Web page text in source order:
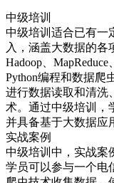
中级培训
中级培训适合已有一
入，涵盖大数据的各
Hadoop、
Python编程和数据爬
进行数据读取和清洗
术。通过中级培训，
并具备基于大数据应
实战案例
中级培训中，实战案
学员可以参与一个电